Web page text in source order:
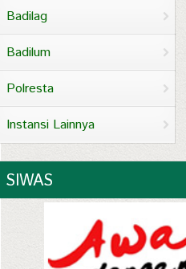
Badilag
Badilum
Polresta
Instansi Lainnya
SIWAS